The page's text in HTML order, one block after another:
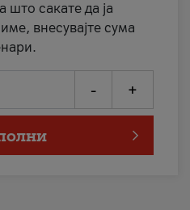
што сакате да ја
внесувајте сума
- +